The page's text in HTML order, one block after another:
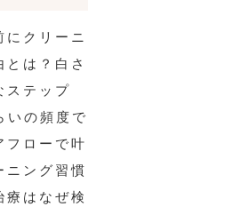
にクリーニ
とは？白さ
ステップ
いの頻度で
フローで叶
ニング習慣
療はなぜ検